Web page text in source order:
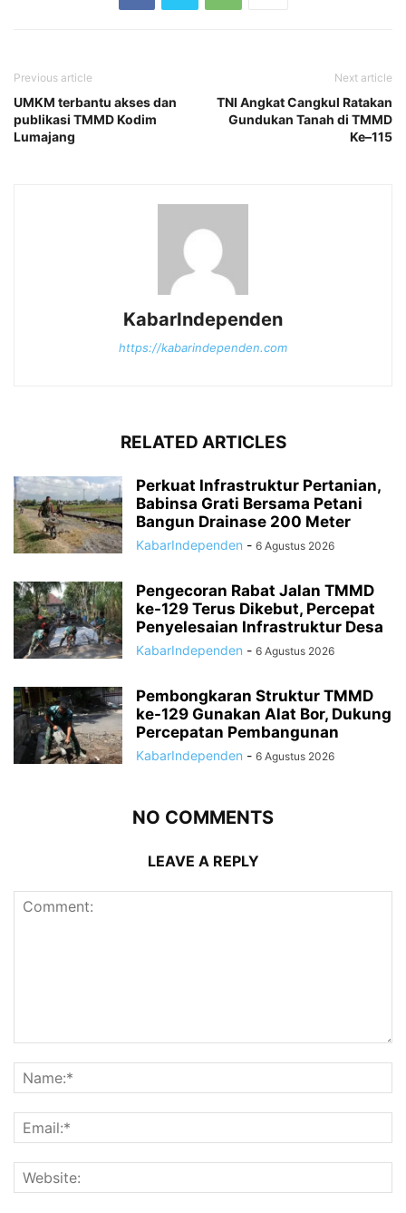
Previous article
UMKM terbantu akses dan
publikasi TMMD Kodim
Lumajang
Next article
TNI Angkat Cangkul Ratakan
Gundukan Tanah di TMMD
Ke–115
KabarIndependen
https://kabarindependen.com
RELATED ARTICLES
Perkuat Infrastruktur Pertanian,
Babinsa Grati Bersama Petani
Bangun Drainase 200 Meter
KabarIndependen - 6 Agustus 2026
Pengecoran Rabat Jalan TMMD
ke-129 Terus Dikebut, Percepat
Penyelesaian Infrastruktur Desa
KabarIndependen - 6 Agustus 2026
Pembongkaran Struktur TMMD
ke-129 Gunakan Alat Bor, Dukung
Percepatan Pembangunan
KabarIndependen - 6 Agustus 2026
NO COMMENTS
LEAVE A REPLY